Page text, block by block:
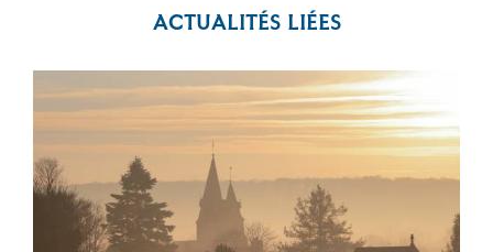
ACTUALITÉS LIÉES